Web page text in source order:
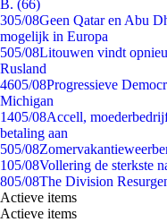
B. (66)
305/08Geen Qatar en Abu
mogelijk in Europa
505/08Litouwen vindt
Rusland
4605/08Progressieve
Michigan
1405/08Accell,
betaling aan
505/08
105/08Vollering de sterkste
805/08The Division
Actieve items
Actieve items